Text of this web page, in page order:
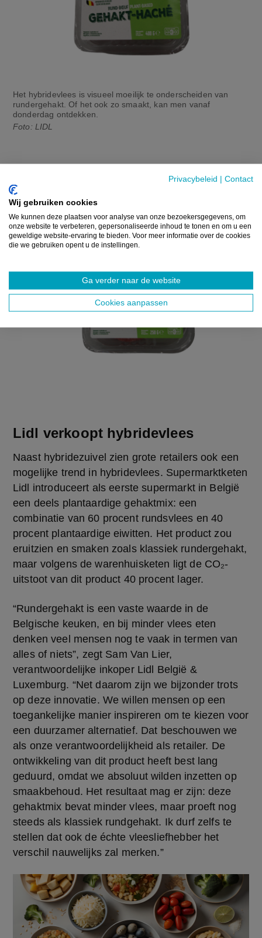
Privacybeleid | Contact
Wij gebruiken cookies
We kunnen deze plaatsen voor analyse van onze bezoekersgegevens, om
onze website te verbeteren, gepersonaliseerde inhoud te tonen en om u een
geweldige website-ervaring te bieden. Voor meer informatie over de cookies
die we gebruiken opent u de instellingen.
Ga verder naar de website
Cookies aanpassen
Het hybridevlees is visueel moeilijk te onderscheiden van
rundergehakt. Of het ook zo smaakt, kan men vanaf
donderdag ontdekken.
Foto: LIDL
Lidl verkoopt hybridevlees
Naast hybridezuivel zien grote retailers ook een
mogelijke trend in hybridevlees. Supermarktketen
Lidl introduceert als eerste supermarkt in België
een deels plantaardige gehaktmix: een
combinatie van 60 procent rundsvlees en 40
procent plantaardige eiwitten. Het product zou
eruitzien en smaken zoals klassiek rundergehakt,
maar volgens de warenhuisketen ligt de CO₂-
uitstoot van dit product 40 procent lager.
“Rundergehakt is een vaste waarde in de
Belgische keuken, en bij minder vlees eten
denken veel mensen nog te vaak in termen van
alles of niets”, zegt Sam Van Lier,
verantwoordelijke inkoper Lidl België &
Luxemburg. “Net daarom zijn we bijzonder trots
op deze innovatie. We willen mensen op een
toegankelijke manier inspireren om te kiezen voor
een duurzamer alternatief. Dat beschouwen we
als onze verantwoordelijkheid als retailer. De
ontwikkeling van dit product heeft best lang
geduurd, omdat we absoluut wilden inzetten op
smaakbehoud. Het resultaat mag er zijn: deze
gehaktmix bevat minder vlees, maar proeft nog
steeds als klassiek rundgehakt. Ik durf zelfs te
stellen dat ook de échte vleesliefhebber het
verschil nauwelijks zal merken.”